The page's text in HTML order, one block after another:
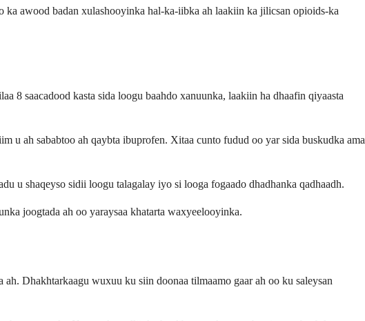
awood badan xulashooyinka hal-ka-iibka ah laakiin ka jilicsan opioids-ka
8 saacadood kasta sida loogu baahdo xanuunka, laakiin ha dhaafin qiyaasta
u ah sababtoo ah qaybta ibuprofen. Xitaa cunto fudud oo yar sida buskudka ama
u shaqeyso sidii loogu talagalay iyo si looga fogaado dhadhanka qadhaadh.
joogtada ah oo yaraysaa khatarta waxyeelooyinka.
Dhakhtarkaagu wuxuu ku siin doonaa tilmaamo gaar ah oo ku saleysan